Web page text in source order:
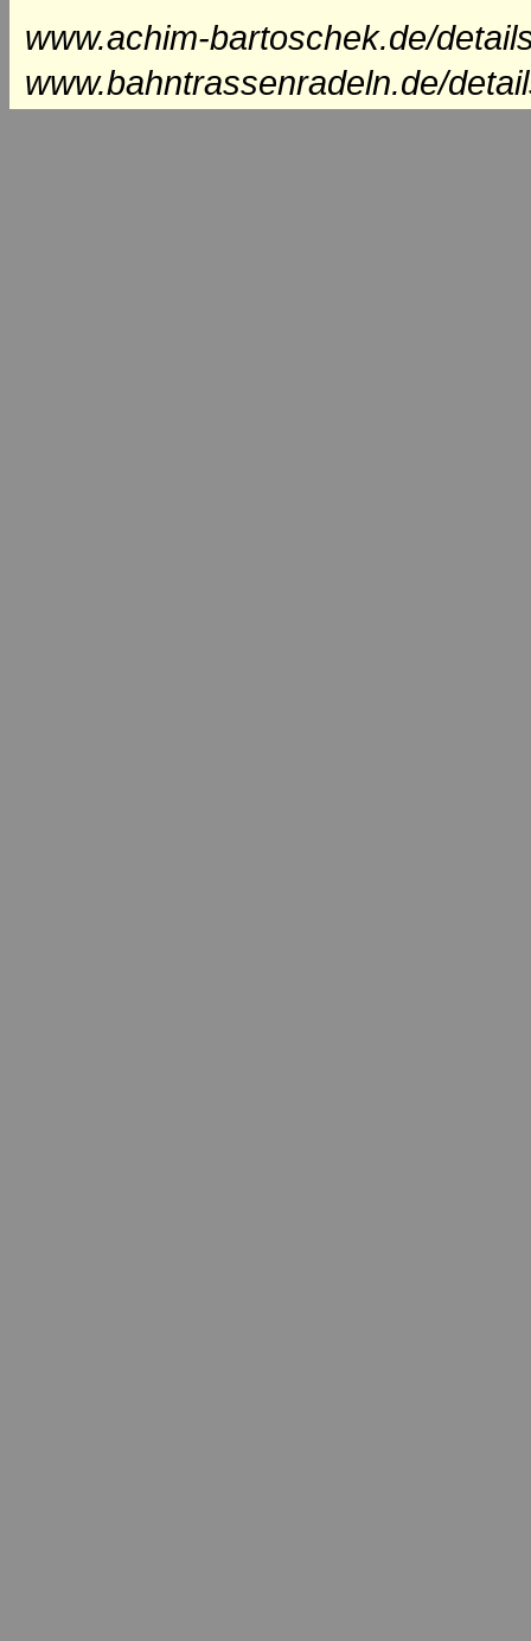
www.achim-bartoschek.de/
www.bahntrassenradeln.de/